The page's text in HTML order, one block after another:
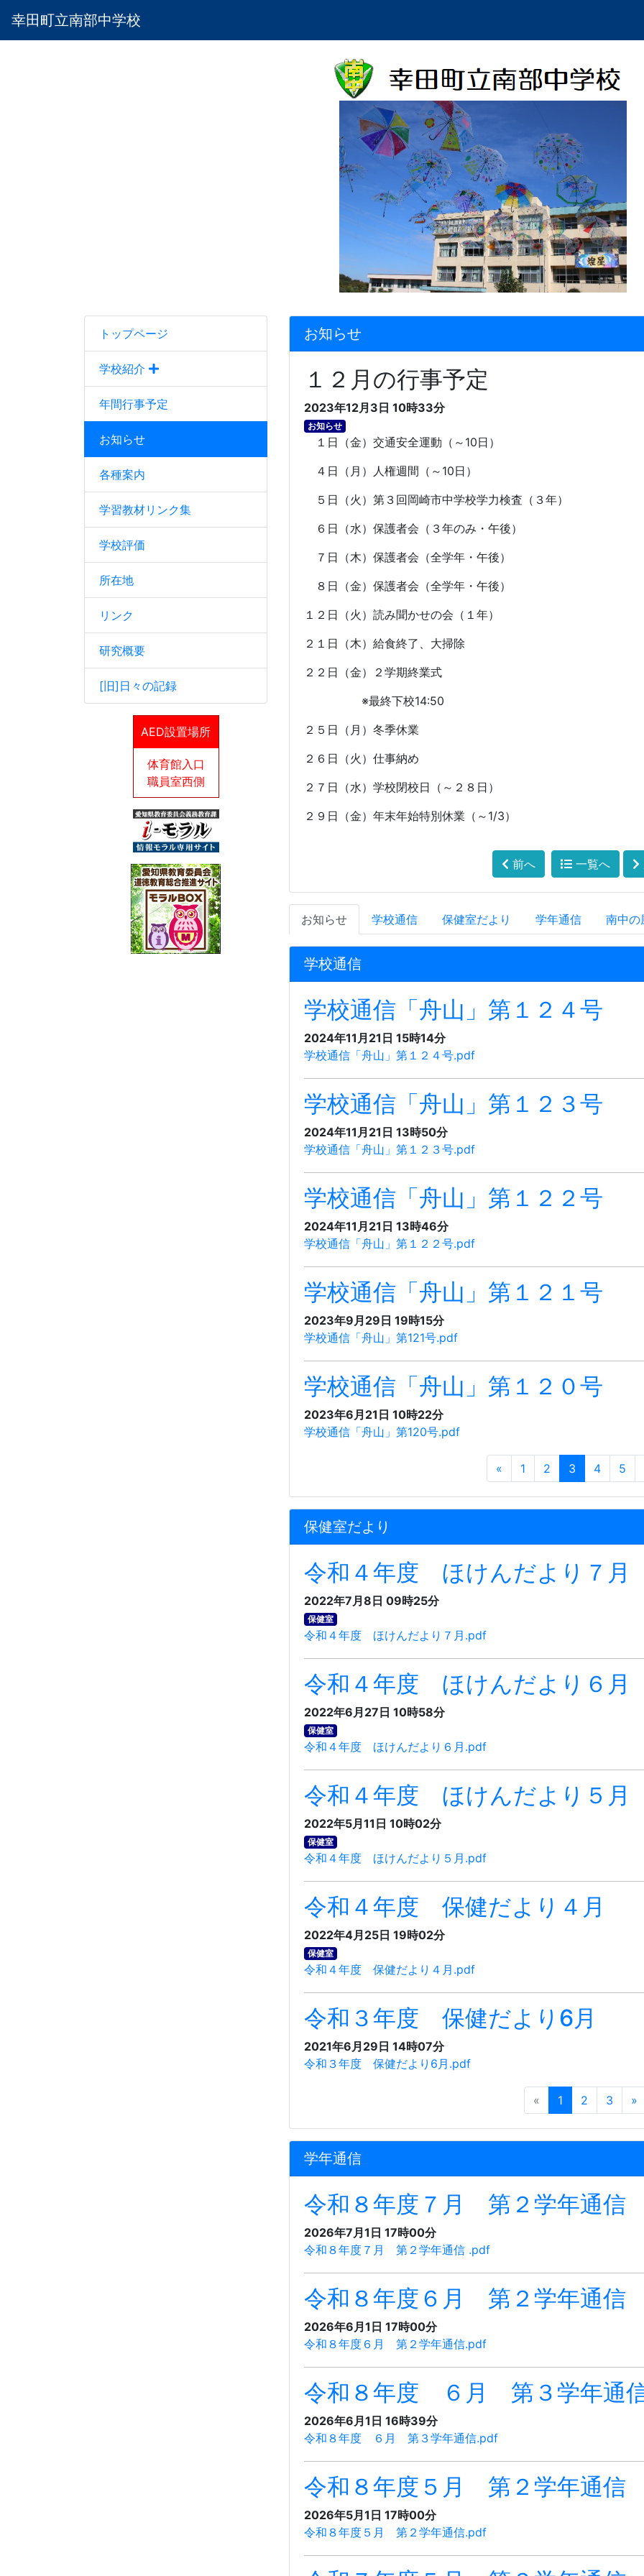
幸田町立南部中学校
トップページ
学校紹介
年間行事予定
お知らせ
各種案内
学習教材リンク集
学校評価
所在地
リンク
研究概要
[旧]日々の記録
AED設置場所
体育館入口
職員室西側
お知らせ
１２月の行事予定
2023年12月3日 10時33分
お知らせ
１日（金）交通安全運動（～ 10日）
４日（月）人権週間（～ 10日）
５日（火）第３回岡崎市中学校学力検査（３年）
６日（水）保護者会（３年のみ・午後）
７日（木）保護者会（全学年・午後）
８日（金）保護者会（全学年・午後）
１２日（火）読み聞かせの会（１年）
２１日（木）給食終了、大掃除
２２日（金）２学期終業式
※最終下校14:50
２５日（月）冬季休業
２６日（火）仕事納め
２７日（水）学校閉校日（～２８日）
２９日（金）年末年始特別休業（～ 1/3）
前へ 一覧へ
お知らせ 学校通信 保健室だより 学年通信 南中の
学校通信
学校通信「舟山」第１２４号
2024年11月21日 15時14分
学校通信「舟山」第１２４号.pdf
学校通信「舟山」第１２３号
2024年11月21日 13時50分
学校通信「舟山」第１２３号.pdf
学校通信「舟山」第１２２号
2024年11月21日 13時46分
学校通信「舟山」第１２２号.pdf
学校通信「舟山」第１２１号
2023年9月29日 19時15分
学校通信「舟山」第121号.pdf
学校通信「舟山」第１２０号
2023年6月21日 10時22分
学校通信「舟山」第120号.pdf
« 1 2 3 4 5
保健室だより
令和４年度 ほけんだより７月
2022年7月8日 09時25分
保健室
令和４年度 ほけんだより７月.pdf
令和４年度 ほけんだより６月
2022年6月27日 10時58分
保健室
令和４年度 ほけんだより６月.pdf
令和４年度 ほけんだより５月
2022年5月11日 10時02分
保健室
令和４年度 ほけんだより５月.pdf
令和４年度 保健だより４月
2022年4月25日 19時02分
保健室
令和４年度 保健だより４月.pdf
令和３年度 保健だより6月
2021年6月29日 14時07分
令和３年度 保健だより6月.pdf
« 1 2 3 »
学年通信
令和８年度７月 第２学年通信
2026年7月1日 17時00分
令和８年度７月 第２学年通信 .pdf
令和８年度６月 第２学年通信
2026年6月1日 17時00分
令和８年度６月 第２学年通信.pdf
令和８年度 ６月 第３学年通
2026年6月1日 16時39分
令和８年度 ６月 第３学年通信.pdf
令和８年度５月 第２学年通信
2026年5月1日 17時00分
令和８年度５月 第２学年通信.pdf